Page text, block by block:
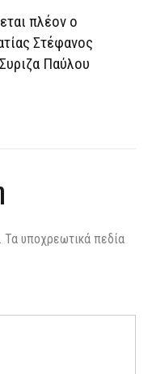
πλέον ο
Στέφανος
Παύλου
Τα υποχρεωτικά πεδία